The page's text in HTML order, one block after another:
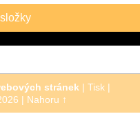
stránek | Tisk |
| Nahoru ↑